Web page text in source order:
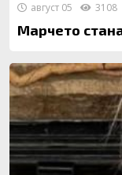
Марчето
август 05 3108